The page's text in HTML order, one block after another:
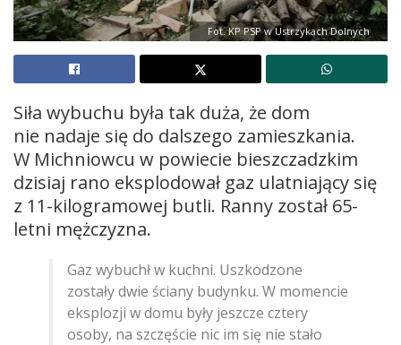
Fot. KP PSP w Ustrzykach Dolnych
Siła wybuchu była tak duża, że dom
nie nadaje się do dalszego zamieszkania.
W Michniowcu w powiecie bieszczadzkim
dzisiaj rano eksplodował gaz ulatniający się
z 11-kilogramowej butli. Ranny został 65-
letni mężczyzna.
Gaz wybuchł w kuchni. Uszkodzone
zostały dwie ściany budynku. W momencie
eksplozji w domu były jeszcze cztery
osoby, na szczęście nic im się nie stało